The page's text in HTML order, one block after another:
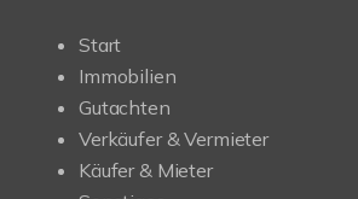
Start
Immobilien
Gutachten
Verkäufer & Vermieter
Käufer & Mieter